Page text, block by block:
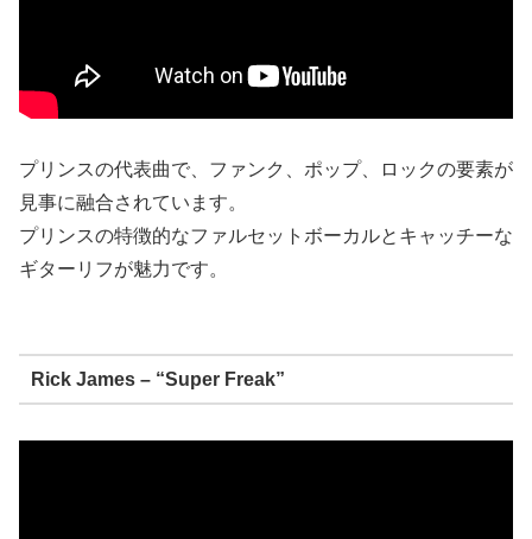
プリンスの代表曲で、ファンク、ポップ、ロックの要素が
見事に融合されています。
プリンスの特徴的なファルセットボーカルとキャッチーな
ギターリフが魅力です。
Rick James – “Super Freak”